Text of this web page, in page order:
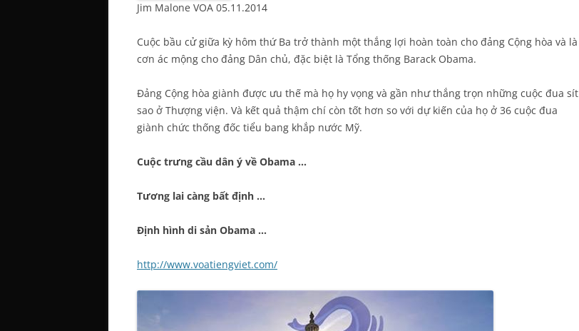
Jim Malone VOA 05.11.2014
Cuộc bầu cử giữa kỳ hôm thứ Ba trở thành một thắng lợi hoàn toàn cho đảng Cộng hòa và là
cơn ác mộng cho đảng Dân chủ, đặc biệt là Tổng thống Barack Obama.
Đảng Cộng hòa giành được ưu thế mà họ hy vọng và gần như thắng trọn những cuộc đua sít
sao ở Thượng viện. Và kết quả thậm chí còn tốt hơn so với dự kiến của họ ở 36 cuộc đua
giành chức thống đốc tiểu bang khắp nước Mỹ.
Cuộc trưng cầu dân ý về Obama …
Tương lai càng bất định …
Định hình di sản Obama …
http://www.voatiengviet.com/